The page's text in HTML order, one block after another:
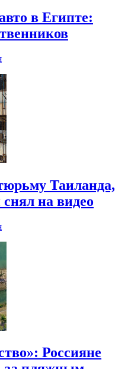
в Египте:
Таиланда,
на видео
Россияне